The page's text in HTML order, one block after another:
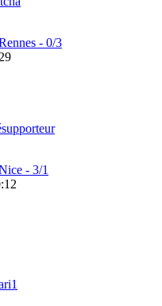
- 0/3
- 3/1